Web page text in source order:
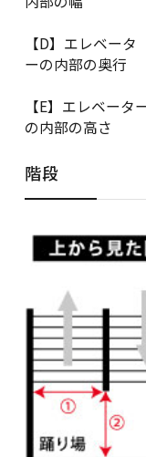
【D】エレベータ
ーの内部の奥行
【E】エレベータ
の内部の高さ
階段